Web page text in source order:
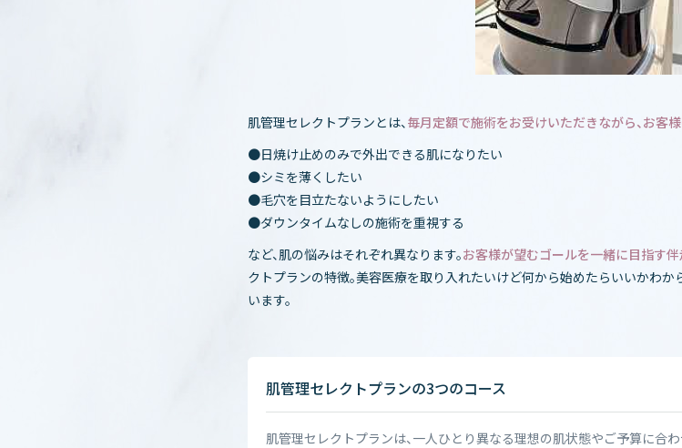
肌管理セレクトプランとは、 毎月定額で施術をお受けいただきながら、お客
●日焼け止めのみで外出できる肌になりたい
●シミを薄くしたい
●毛穴を目立たないようにしたい
●ダウンタイムなしの施術を重視する
など、肌の悩みはそれぞれ異なります。お客様が望むゴールを一緒に目指す
クトプランの特徴。美容医療を取り入れたいけど何から始めたらいいかわ
います。
肌管理セレクトプランの3つのコース
肌管理セレクトプランは、一人ひとり異なる理想の肌状態やご予算に合